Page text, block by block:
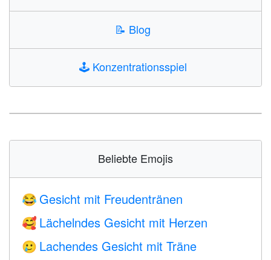
📝 Blog
🕹️ Konzentrationsspiel
Beliebte Emojis
😂 Gesicht mit Freudentränen
🥰 Lächelndes Gesicht mit Herzen
🥲 Lachendes Gesicht mit Träne